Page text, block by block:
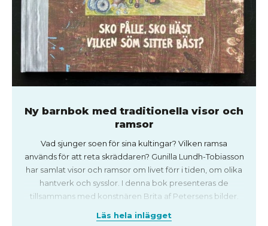
Ny barnbok med traditionella visor och
ramsor
Vad sjunger soen för sina kultingar? Vilken ramsa
används för att reta skräddaren? Gunilla Lundh-Tobiasson
har samlat visor och ramsor om livet förr i tiden, om olika
hantverk och sysslor. I denna bok presenteras de
tillsammans med konstnären Brita af Petersens bilder.
Läs hela inlägget